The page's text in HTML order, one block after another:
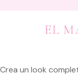
EL
Crea un look